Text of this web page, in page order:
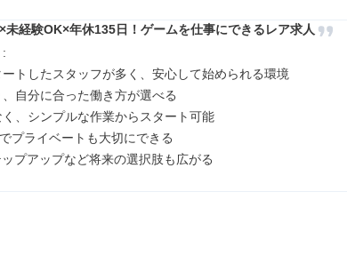
未経験OK×年休135日！ゲームを仕事にできるレア求人
ートしたスタッフが多く、安心して始められる環境
、自分に合った働き方が選べる
く、シンプルな作業からスタート可能
プライベートも大切にできる
ップアップなど将来の選択肢も広がる